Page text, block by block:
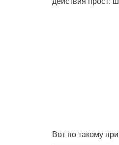
Вот по такому